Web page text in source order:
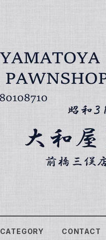
CATEGORY CONTACT